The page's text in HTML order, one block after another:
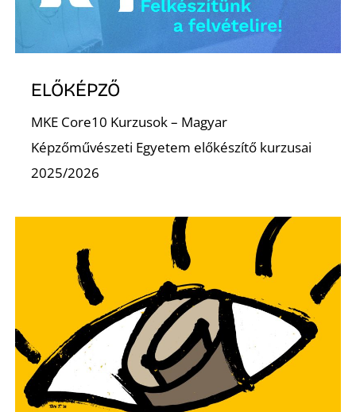
ELŐKÉPZŐ
MKE Core10 Kurzusok – Magyar
Képzőművészeti Egyetem előkészítő kurzusai
2025/2026